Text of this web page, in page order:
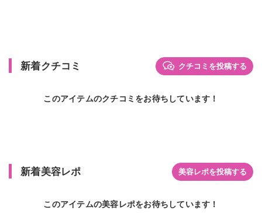
新着クチコミ クチコミを投稿する
このアイテムのクチコミをお待ちしています！
新着美容レポ 美容レポを投稿する
このアイテムの美容レポをお待ちしています！